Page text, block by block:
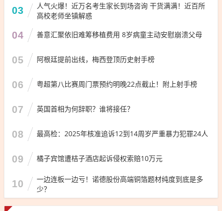
03
人气火爆！近万名考生家长到场咨询 干货满满！近百所
高校老师坐镇解惑
04 善意汇聚依旧难筹移植费用 8岁病童主动安慰崩溃父母
05 阿根廷提前出线，梅西登顶历史射手榜
06 粤超第八比赛周门票预约明晚22点截止！附上射手榜
07 英国首相为何辞职？谁将接任？
08 最高检：2025年核准追诉12到14周岁严重暴力犯罪24人
09 橘子宾馆遭桔子酒店起诉侵权索赔10万元
10
一边连板一边亏！诺德股份高端铜箔题材纯度到底是多
少？